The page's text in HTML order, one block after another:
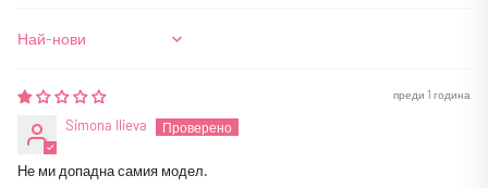
Sort by
преди 1 година
Simona Ilieva
Не ми допадна самия модел.